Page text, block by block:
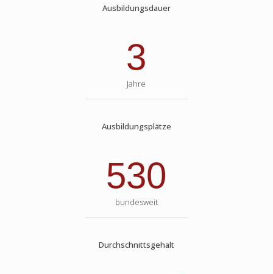
Ausbildungsdauer
3
Jahre
Ausbildungsplätze
530
bundesweit
Durchschnittsgehalt